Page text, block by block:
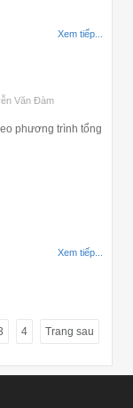
Xem tiếp...
Văn Đàm
phương trình tổng
Xem tiếp...
4 Trang sau